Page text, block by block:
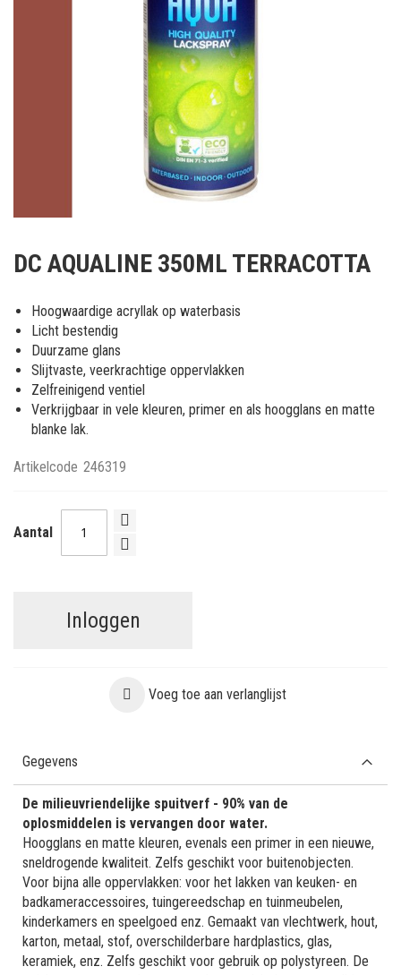
het
van
de
afbeeldingen-
gallerij
DC AQUALINE 350ML TERRACOTTA
Hoogwaardige acryllak op waterbasis
Licht bestendig
Duurzame glans
Slijtvaste, veerkrachtige oppervlakken
Zelfreinigend ventiel
Verkrijgbaar in vele kleuren, primer en als hoogglans en matte
blanke lak.
Artikelcode 246319
Aantal
Inloggen
Voeg toe aan verlanglijst
Gegevens
De milieuvriendelijke spuitverf - 90% van de
oplosmiddelen is vervangen door water.
Hoogglans en matte kleuren, evenals een primer in een nieuwe,
sneldrogende kwaliteit. Zelfs geschikt voor buitenobjecten.
Voor bijna alle oppervlakken: voor het lakken van keuken- en
badkameraccessoires, tuingereedschap en tuinmeubelen,
kinderkamers en speelgoed enz. Gemaakt van vlechtwerk, hout,
karton, metaal, stof, overschilderbare hardplastics, glas,
keramiek, enz. Zelfs geschikt voor gebruik op polystyreen. De